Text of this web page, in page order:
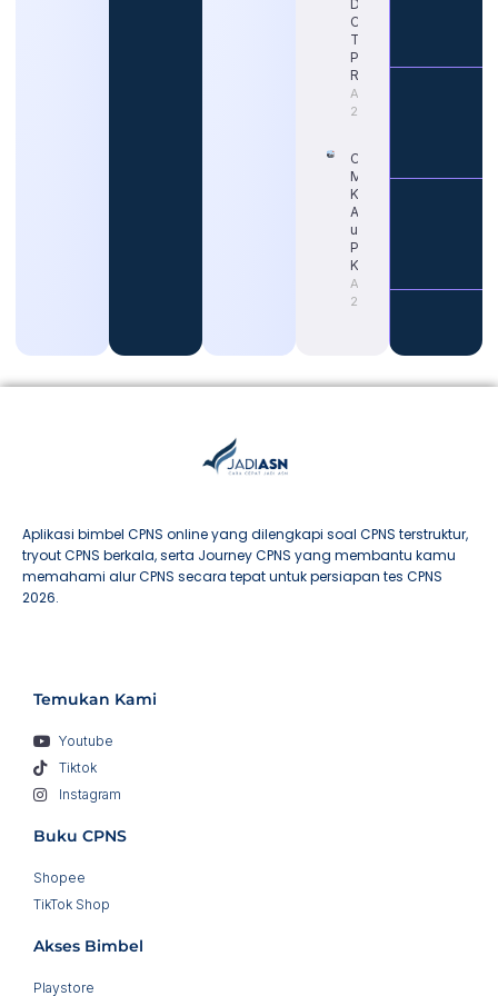
Dimulai?
Cek Jadwal
Terbaru dan
Portal
Resminya
August 5,
2026
Cara Tepat
Mengetahui
Kapan Gaji
ASN Naik
untuk
Persiapan
Karier
August 4,
2026
Aplikasi bimbel CPNS online yang dilengkapi soal CPNS terstruktur,
tryout CPNS berkala, serta Journey CPNS yang membantu kamu
memahami alur CPNS secara tepat untuk persiapan tes CPNS
2026.
Temukan Kami
Youtube
Tiktok
Instagram
Buku CPNS
Shopee
TikTok Shop
Akses Bimbel
Playstore